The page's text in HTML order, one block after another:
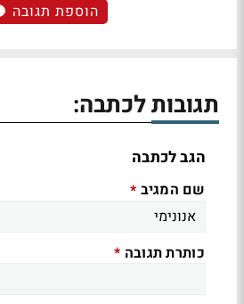
הוספת תגובה
תגובות לכתבה:
הגב לכתבה
שם המגיב *
כותרת תגובה *